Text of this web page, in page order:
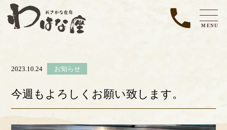
MENU
2023.10.24 お知らせ
今週もよろしくお願い致します。